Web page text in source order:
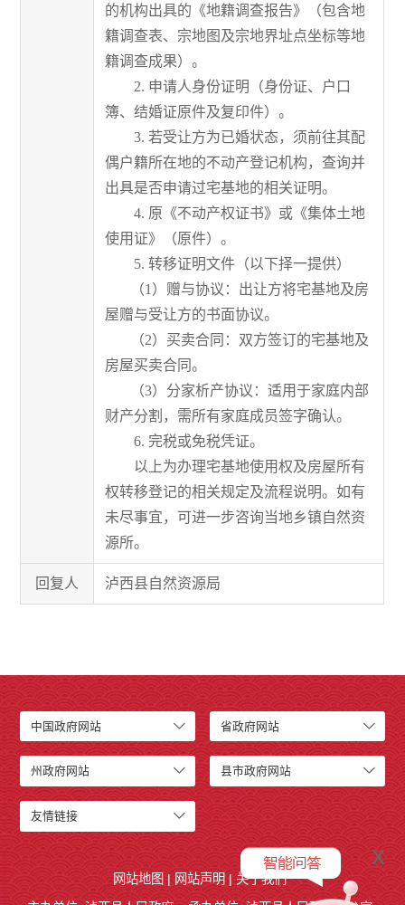
的机构出具的《地籍调查报告》（包含地
籍调查表、宗地图及宗地界址点坐标等地
籍调查成果）。
2. 申请人身份证明（身份证、户口
簿、结婚证原件及复印件）。
3. 若受让方为已婚状态，须前往其配
偶户籍所在地的不动产登记机构，查询并
出具是否申请过宅基地的相关证明。
4. 原《不动产权证书》或《集体土地
使用证》（原件）。
5. 转移证明文件（以下择一提供）
（1）赠与协议：出让方将宅基地及房
屋赠与受让方的书面协议。
（2）买卖合同：双方签订的宅基地及
房屋买卖合同。
（3）分家析产协议：适用于家庭内部
财产分割，需所有家庭成员签字确认。
6. 完税或免税凭证。
以上为办理宅基地使用权及房屋所有
权转移登记的相关规定及流程说明。如有
未尽事宜，可进一步咨询当地乡镇自然资
源所。
回复人 泸西县自然资源局
中国政府网站 省政府网站
州政府网站 县市政府网站
友情链接
网站地图 | 网站声明 | 关于我们
x